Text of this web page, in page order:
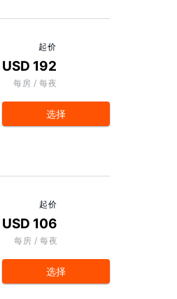
起价
USD 192
每房 / 每夜
选择
起价
USD 106
每房 / 每夜
选择